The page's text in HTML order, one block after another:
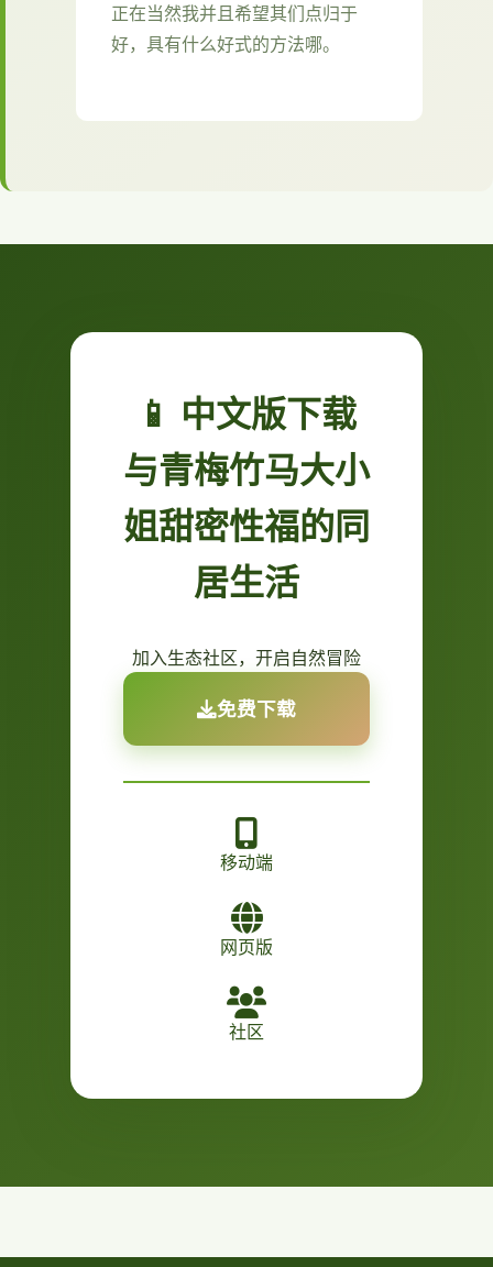
正在当然我并且希望其们点归于
好，具有什么好式的方法哪。
📱 中文版下载
与青梅竹马大小
姐甜密性福的同
居生活
加入生态社区，开启自然冒险
免费下载
移动端
网页版
社区